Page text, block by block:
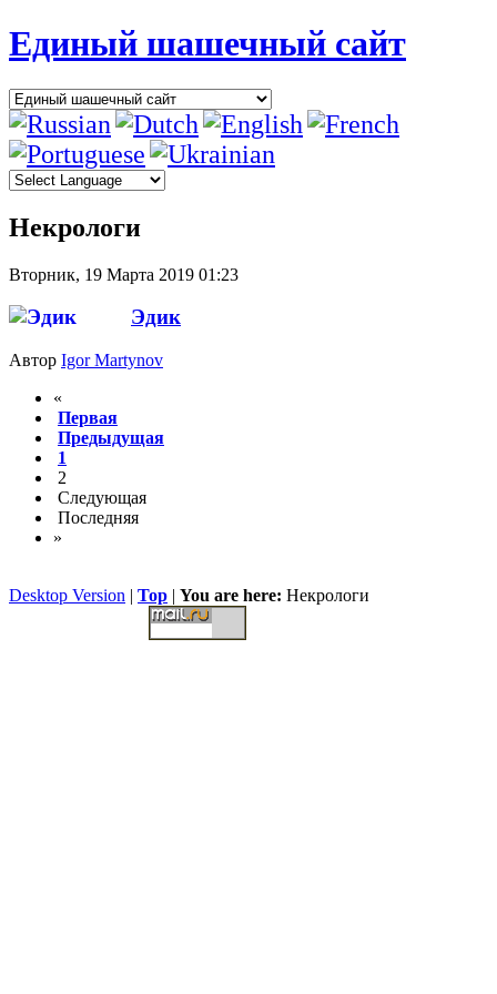
Единый шашечный сайт
Некрологи
Вторник, 19 Марта 2019 01:23
Эдик
Автор Igor Martynov
«
Первая
Предыдущая
1
2
Следующая
Последняя
»
Desktop Version | Top | You are here: Некрологи